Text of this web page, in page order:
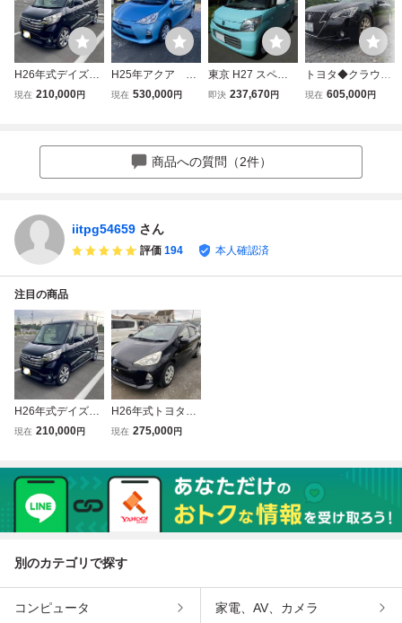
H26年式デイズル
ークス、ターボ、
現在 210,000円
H25年アクア
S、実走行16980k
現在 530,000円
東京 H27 スペー
シア ４ＷＤ Ｘ MK
119千km 禁煙 総
額27万円 本車検
即決 237,670円
トヨタ◆クラウン
アスリート◆ハイ
現在 605,000円
商品への質問（2件）
iitpg54659 さん
評価 194 本人確認済
注目の商品
H26年式デイズル
ークス、ターボ、
ター、綺麗
現在 210,000円
H26年式トヨタア
クア、HID、D レ
現在 275,000円
別のカテゴリで探す
コンピュータ 家電、AV、カメラ